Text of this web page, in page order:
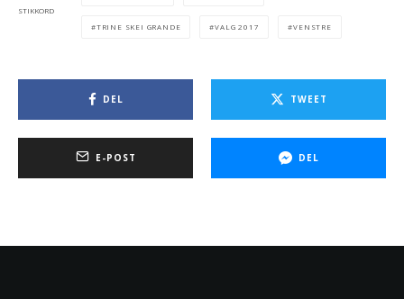
STIKKORD
TRINE SKEI GRANDE VALG 2017 VENSTRE
DEL TWEET
E-POST DEL